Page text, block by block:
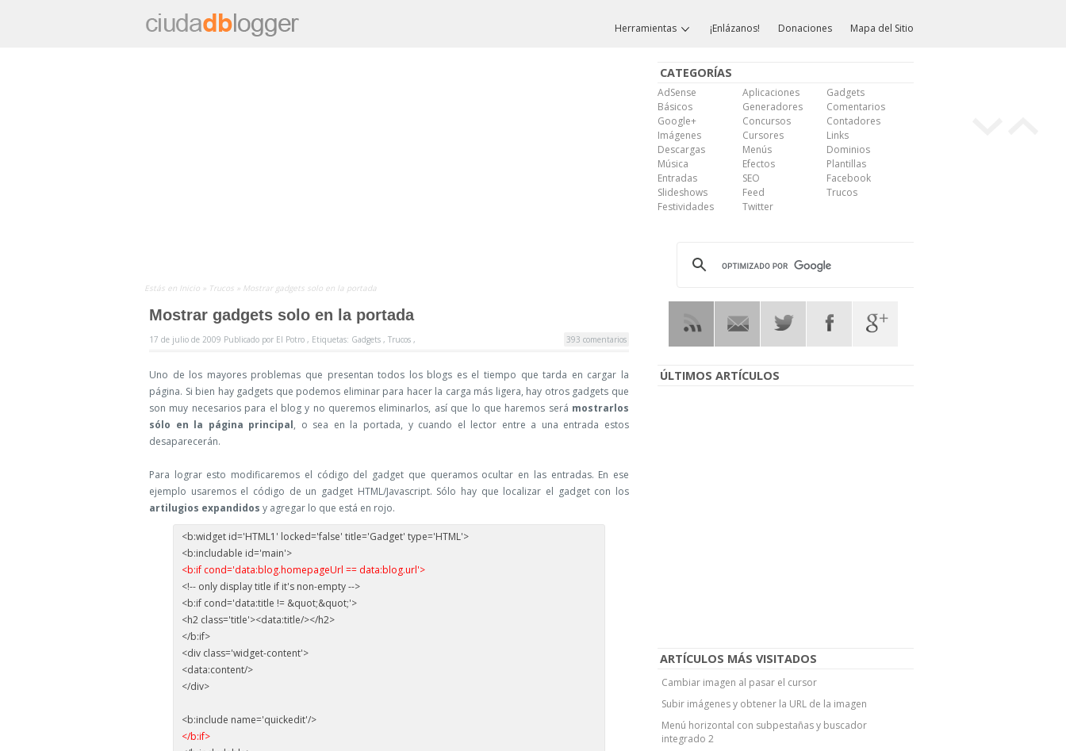
Herramientas ¡Enlázanos! Donaciones Mapa del Sitio
Estás en Inicio » Trucos » Mostrar gadgets solo en la portada
Mostrar gadgets solo en la portada
17 de julio de 2009 Publicado por El Potro , Etiquetas: Gadgets , Trucos 393 comentarios
,
Uno de los mayores problemas que presentan todos los blogs es el tiempo que tarda en cargar la
página. Si bien hay gadgets que podemos eliminar para hacer la carga más ligera, hay otros gadgets que
son muy necesarios para el blog y no queremos eliminarlos, así que lo que haremos será mostrarlos
sólo en la página principal, o sea en la portada, y cuando el lector entre a una entrada estos
desaparecerán.
Para lograr esto modificaremos el código del gadget que queramos ocultar en las entradas. En ese
ejemplo usaremos el código de un gadget HTML/Javascript. Sólo hay que localizar el gadget con los
artilugios expandidos y agregar lo que está en rojo.
<b:widget id='HTML1' locked='false' title='Gadget' type='HTML'>
<b:includable id='main'>
<b:if cond='data:blog.homepageUrl == data:blog.url'>
<!-- only display title if it's non-empty -->
<b:if cond='data:title != &quot;&quot;'>
<h2 class='title'><data:title/></h2>
</b:if>
<div class='widget-content'>
<data:content/>
</div>
<b:include name='quickedit'/>
</b:if>
CATEGORÍAS
AdSense Aplicaciones
Gadgets
Básicos
Generadores
Comentarios
Google+
Concursos
Contadores
Imágenes
Cursores
Links
Descargas
Menús
Dominios
Música
Efectos
Plantillas
Entradas
SEO
Facebook
Slideshows
Feed
Trucos
Festividades
Twitter
ÚLTIMOS ARTÍCULOS
ARTÍCULOS MÁS VISITADOS
Cambiar imagen al pasar el cursor
Subir imágenes y obtener la URL de la imagen
Menú horizontal con subpestañas y buscador
integrado 2